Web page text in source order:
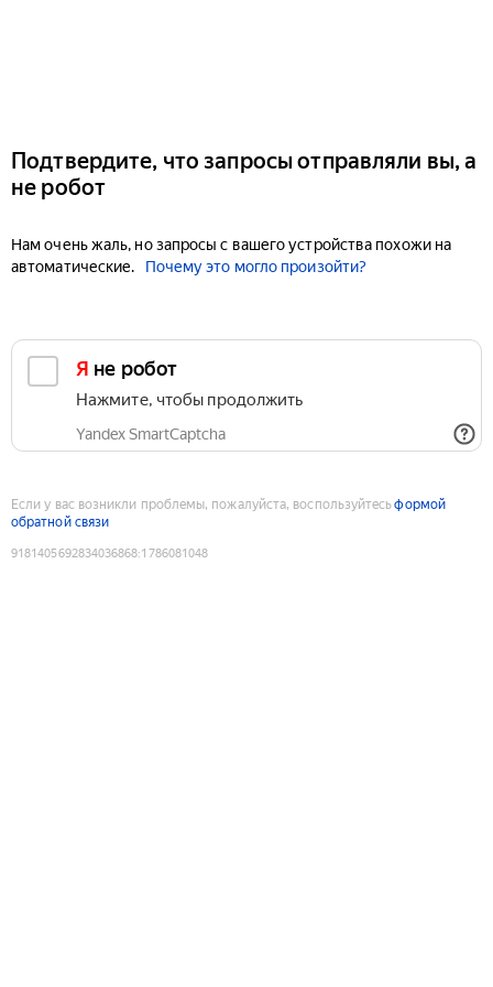
Подтвердите, что запросы отправляли вы, а
не робот
Нам очень жаль, но запросы с вашего устройства похожи на
автоматические.
Почему это могло произойти?
Я не робот
Нажмите, чтобы продолжить
Yandex SmartCaptcha
Если у вас возникли проблемы, пожалуйста, воспользуйтесьформой
обратной связи
9181405692834036868:1786081048